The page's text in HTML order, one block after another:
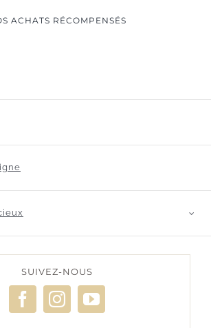
ACHATS RÉCOMPENSÉS
SUIVEZ-NOUS